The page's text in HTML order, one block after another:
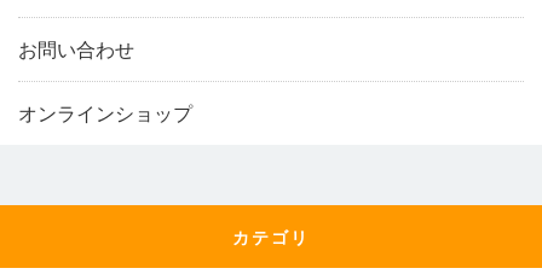
お問い合わせ
オンラインショップ
カテゴリ